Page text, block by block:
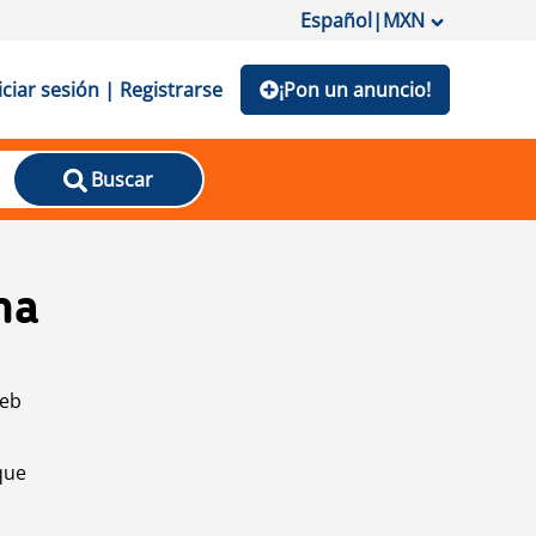
Español|MXN
sesión | Registrarse ¡Pon un anuncio!
Buscar